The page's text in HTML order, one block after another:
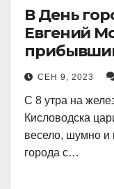
В День
Евгений
СЕН 9, 2023
С 8 утра на
Кисловодска
весело, шумно и
города с…